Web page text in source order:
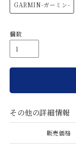
GARMIN-ガーミン-
個数
その他の詳細情報
販売価格